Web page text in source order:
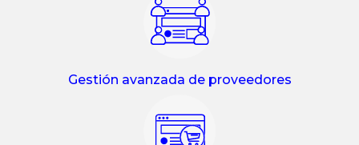
Gestión avanzada de proveedores